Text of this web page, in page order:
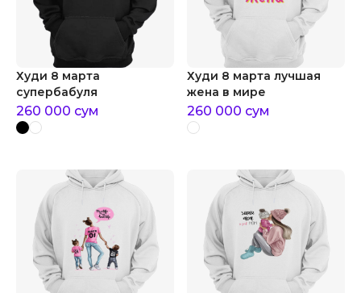
Худи 8 марта
супербабуля
260 000 сум
Худи 8 марта лучшая
жена в мире
260 000 сум